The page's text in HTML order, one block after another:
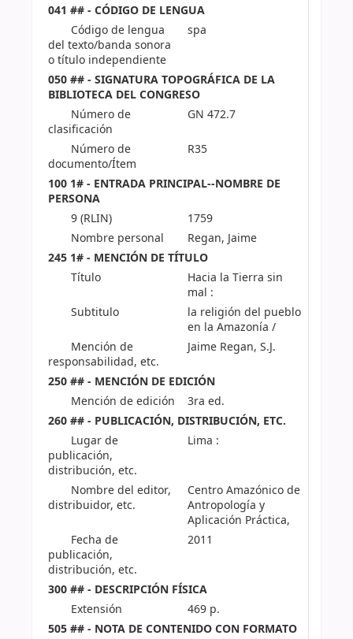
041 ## - CÓDIGO DE LENGUA
Código de lengua
del texto/banda sonora
o título independiente
spa
050 ## - SIGNATURA TOPOGRÁFICA DE LA
BIBLIOTECA DEL CONGRESO
Número de
clasificación
GN 472.7
Número de
documento/Ítem
R35
100 1# - ENTRADA PRINCIPAL--NOMBRE DE
PERSONA
9 (RLIN)
1759
Nombre personal
Regan, Jaime
245 1# - MENCIÓN DE TÍTULO
Título
Hacia la Tierra sin
mal :
Subtitulo
la religión del pueblo
en la Amazonía /
Mención de
responsabilidad, etc.
Jaime Regan, S.J.
250 ## - MENCIÓN DE EDICIÓN
Mención de edición
3ra ed.
260 ## - PUBLICACIÓN, DISTRIBUCIÓN, ETC.
Lugar de
publicación,
distribución, etc.
Lima :
Nombre del editor,
distribuidor, etc.
Centro Amazónico de
Antropología y
Aplicación Práctica,
Fecha de
publicación,
distribución, etc.
2011
300 ## - DESCRIPCIÓN FÍSICA
Extensión
469 p.
505 ## - NOTA DE CONTENIDO CON FORMATO